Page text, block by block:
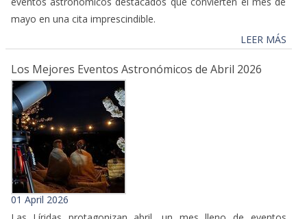
mayo en una cita imprescindible.
LEER MÁS
Los Mejores Eventos Astronómicos de Abril 2026
01 April 2026